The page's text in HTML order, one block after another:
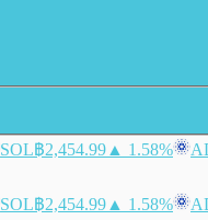
SOL฿2,454.99 ▲ 1.58%
SOL฿2,454.99 ▲ 1.58%